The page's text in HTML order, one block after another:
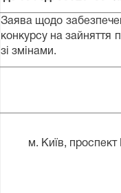
Заява щодо
конкурсу на
зі змінами.
м. Київ,